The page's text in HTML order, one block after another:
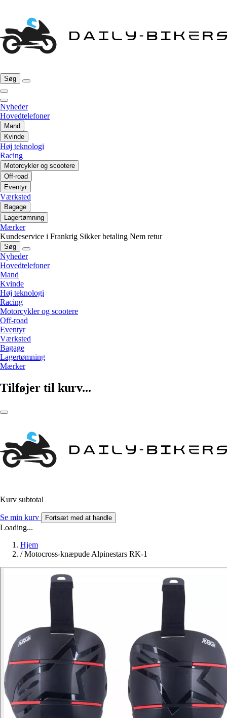
Søg
Nyheder
Hovedtelefoner
Mand
Kvinde
Høj teknologi
Racing
Motorcykler og scootere
Off-road
Eventyr
Værksted
Bagage
Lagertømning
Mærker
Kundeservice i Frankrig Sikker betaling Nem retur
Søg
Nyheder
Hovedtelefoner
Mand
Kvinde
Høj teknologi
Racing
Motorcykler og scootere
Off-road
Eventyr
Værksted
Bagage
Lagertømning
Mærker
Tilføjer til kurv...
Kurv subtotal
Se min kurv Fortsæt med at handle
Loading...
Hjem
/ Motocross-knæpude Alpinestars RK-1